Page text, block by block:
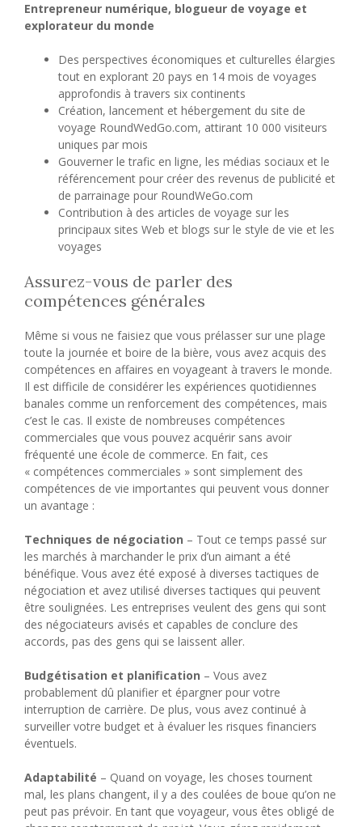
Entrepreneur numérique, blogueur de voyage et
explorateur du monde
Des perspectives économiques et culturelles élargies
tout en explorant 20 pays en 14 mois de voyages
approfondis à travers six continents
Création, lancement et hébergement du site de
voyage RoundWedGo.com, attirant 10 000 visiteurs
uniques par mois
Gouverner le trafic en ligne, les médias sociaux et le
référencement pour créer des revenus de publicité et
de parrainage pour RoundWeGo.com
Contribution à des articles de voyage sur les
principaux sites Web et blogs sur le style de vie et les
voyages
Assurez-vous de parler des
compétences générales
Même si vous ne faisiez que vous prélasser sur une plage
toute la journée et boire de la bière, vous avez acquis des
compétences en affaires en voyageant à travers le monde.
Il est difficile de considérer les expériences quotidiennes
banales comme un renforcement des compétences, mais
c’est le cas. Il existe de nombreuses compétences
commerciales que vous pouvez acquérir sans avoir
fréquenté une école de commerce. En fait, ces
« compétences commerciales » sont simplement des
compétences de vie importantes qui peuvent vous donner
un avantage :
Techniques de négociation – Tout ce temps passé sur
les marchés à marchander le prix d’un aimant a été
bénéfique. Vous avez été exposé à diverses tactiques de
négociation et avez utilisé diverses tactiques qui peuvent
être soulignées. Les entreprises veulent des gens qui sont
des négociateurs avisés et capables de conclure des
accords, pas des gens qui se laissent aller.
Budgétisation et planification – Vous avez
probablement dû planifier et épargner pour votre
interruption de carrière. De plus, vous avez continué à
surveiller votre budget et à évaluer les risques financiers
éventuels.
Adaptabilité – Quand on voyage, les choses tournent
mal, les plans changent, il y a des coulées de boue qu’on ne
peut pas prévoir. En tant que voyageur, vous êtes obligé de